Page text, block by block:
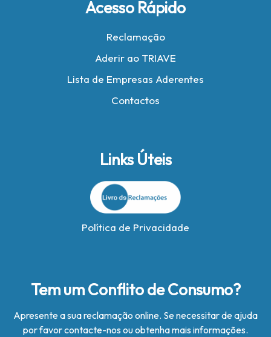
Acesso Rápido
Reclamação
Aderir ao TRIAVE
Lista de Empresas Aderentes
Contactos
Links Úteis
Política de Privacidade
Tem um Conflito de Consumo?
Apresente a sua reclamação online. Se necessitar de ajuda
por favor contacte-nos ou obtenha mais informações.